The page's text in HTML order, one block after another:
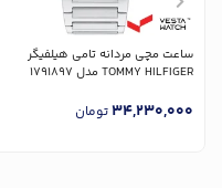
ساعت مچی مردانه تامی هیلفیگر
TOMMY HILFIGER مدل 1791897
34,230,000تومان